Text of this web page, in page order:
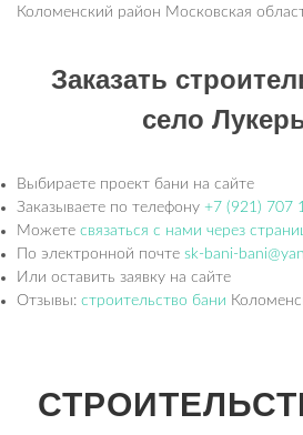
Коломенский район Московская
Заказать
село
Выбираете проект бани на сайте
Заказываете по телефону +7 (921) 707
Можете связаться с нами через
По электронной почте sk-bani-
Или оставить заявку на сайте
Отзывы: строительство бани